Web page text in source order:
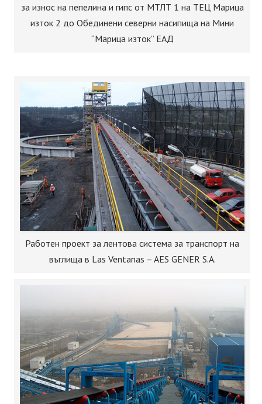
за износ на пепелина и гипс от МТЛТ 1 на ТЕЦ Марица
изток 2 до Обединени северни насипища на Мини
“Марица изток” ЕАД
Работен проект за лентова система за транспорт на
въглища в Las Ventanas – AES GENER S.A.